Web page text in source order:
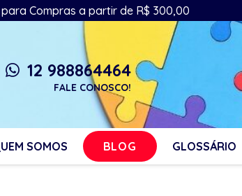
para Compras a partir de R$ 300,00
whatsapp 12 988864464
FALE CONOSCO!
SOMOS BLOG GLOSSÁRIO